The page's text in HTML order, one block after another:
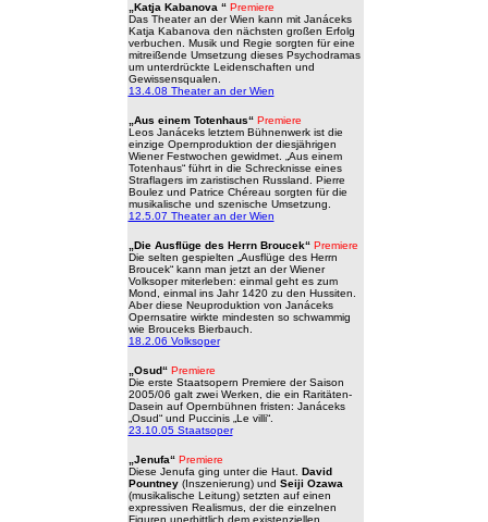
„Katja Kabanova “ Premiere
Das Theater an der Wien kann mit Janáceks
Katja Kabanova den nächsten großen Erfolg
verbuchen. Musik und Regie sorgten für eine
mitreißende Umsetzung dieses Psychodramas
um unterdrückte Leidenschaften und
Gewissensqualen.
13.4.08 Theater an der Wien
„Aus einem Totenhaus“ Premiere
Leos Janáceks letztem Bühnenwerk ist die
einzige Opernproduktion der diesjährigen
Wiener Festwochen gewidmet. „Aus einem
Totenhaus“ führt in die Schrecknisse eines
Straflagers im zaristischen Russland. Pierre
Boulez und Patrice Chéreau sorgten für die
musikalische und szenische Umsetzung.
12.5.07 Theater an der Wien
„Die Ausflüge des Herrn Broucek“ Premiere
Die selten gespielten „Ausflüge des Herrn
Broucek“ kann man jetzt an der Wiener
Volksoper miterleben: einmal geht es zum
Mond, einmal ins Jahr 1420 zu den Hussiten.
Aber diese Neuproduktion von Janáceks
Opernsatire wirkte mindesten so schwammig
wie Brouceks Bierbauch.
18.2.06 Volksoper
„Osud“ Premiere
Die erste Staatsopern Premiere der Saison
2005/06 galt zwei Werken, die ein Raritäten-
Dasein auf Opernbühnen fristen: Janáceks
„Osud“ und Puccinis „Le villi“.
23.10.05 Staatsoper
„Jenufa“ Premiere
Diese Jenufa ging unter die Haut. David
Pountney(Inszenierung) und Seiji Ozawa
(musikalische Leitung) setzten auf einen
expressiven Realismus, der die einzelnen
Figuren unerbittlich dem existenziellen